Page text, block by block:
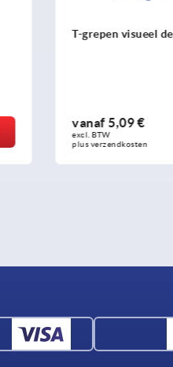
Vleugelgrepen
vanaf6,53 €
excl. BTW
plus verzendkosten